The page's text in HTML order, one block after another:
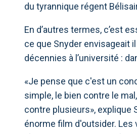
du tyrannique régent
En d’autres termes, c’est
ce que Snyder envisageait
décennies à l’université :
«Je pense que c'est un
simple, le bien contre le
contre plusieurs», explique
énorme film d'outsider. Les